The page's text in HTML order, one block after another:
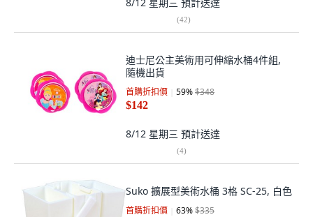
(42)
迪士尼公主美術用可伸縮水桶4件組,
隨機出貨
首購折扣價 59%$348
$142
8/12 星期三 預計送達
(4)
Suko 擴展型美術水桶 3格 SC-25, 白色
首購折扣價 63%$335